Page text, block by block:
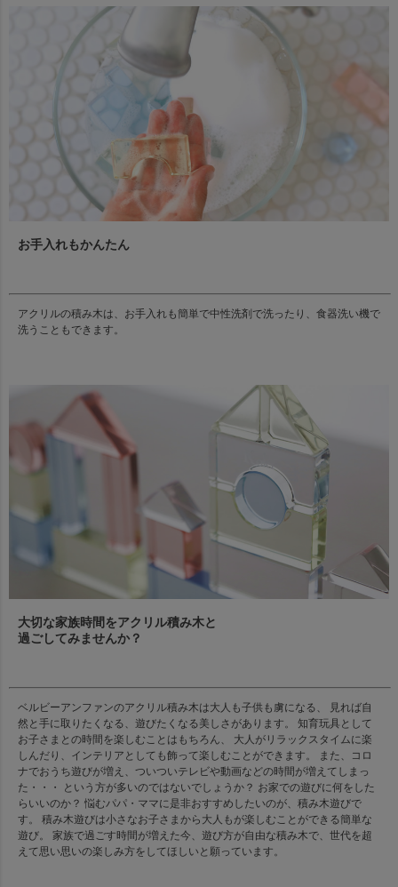
お手入れもかんたん
アクリルの積み木は、お手入れも簡単で中性洗剤で洗ったり、食器洗い機で
洗うこともできます。
大切な家族時間をアクリル積み木と
過ごしてみませんか？
ベルビーアンファンのアクリル積み木は大人も子供も虜になる、 見れば自
然と手に取りたくなる、遊びたくなる美しさがあります。 知育玩具として
お子さまとの時間を楽しむことはもちろん、 大人がリラックスタイムに楽
しんだり、インテリアとしても飾って楽しむことができます。 また、コロ
ナでおうち遊びが増え、ついついテレビや動画などの時間が増えてしまっ
た・・・ という方が多いのではないでしょうか？ お家での遊びに何をした
らいいのか？ 悩むパパ・ママに是非おすすめしたいのが、積み木遊びで
す。 積み木遊びは小さなお子さまから大人もが楽しむことができる簡単な
遊び。 家族で過ごす時間が増えた今、遊び方が自由な積み木で、世代を超
えて思い思いの楽しみ方をしてほしいと願っています。